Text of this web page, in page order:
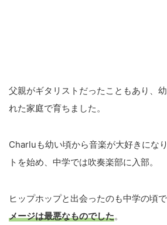
父親がギタリストだったこともあり、
れた家庭で育ちました。
Charluも幼い頃から音楽が大好きにな
トを始め、中学では吹奏楽部に入部。
ヒップホップと出会ったのも中学の頃で
メージは最悪なものでした。